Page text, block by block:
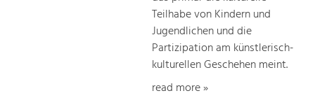
Teilhabe von Kindern und
Jugendlichen und die
Partizipation am künstlerisch-
kulturellen Geschehen meint.
read more »